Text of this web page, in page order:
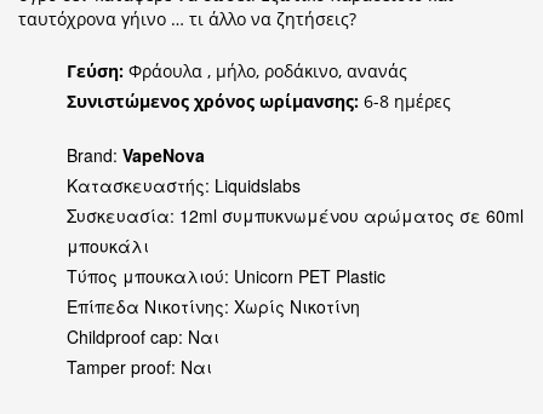
ταυτόχρονα γήινο … τι άλλο να ζητήσεις?
Γεύση: Φράουλα , μήλο, ροδάκινο, ανανάς
Συνιστώμενος χρόνος ωρίμανσης: 6-8 ημέρες
Brand: VapeNova
Κατασκευαστής: Liquidslabs
Συσκευασία: 12ml συμπυκνωμένου αρώματος σε 60ml
μπουκάλι
Τύπος μπουκαλιού: Unicorn PET Plastic
Επίπεδα Νικοτίνης: Χωρίς Νικοτίνη
Childproof cap: Ναι
Tamper proof: Ναι